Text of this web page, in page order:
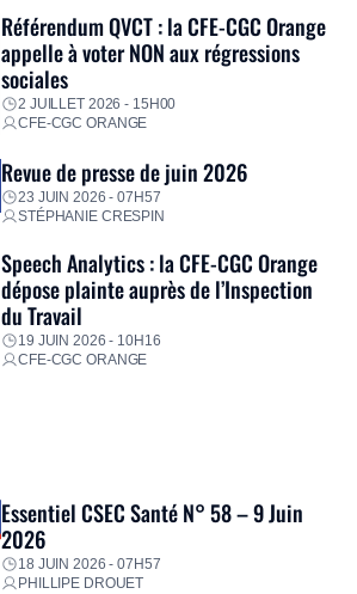
Référendum QVCT : la CFE-CGC Orange
appelle à voter NON aux régressions
sociales
2 JUILLET 2026 - 15H00
CFE-CGC ORANGE
Revue de presse de juin 2026
23 JUIN 2026 - 07H57
STÉPHANIE CRESPIN
Speech Analytics : la CFE-CGC Orange
dépose plainte auprès de l’Inspection
du Travail
19 JUIN 2026 - 10H16
CFE-CGC ORANGE
Essentiel CSEC Santé N° 58 – 9 Juin
2026
18 JUIN 2026 - 07H57
PHILLIPE DROUET